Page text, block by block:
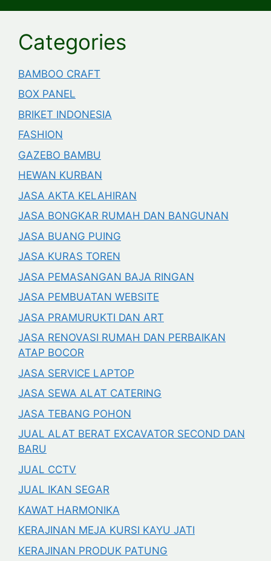
Categories
BAMBOO CRAFT
BOX PANEL
BRIKET INDONESIA
FASHION
GAZEBO BAMBU
HEWAN KURBAN
JASA AKTA KELAHIRAN
JASA BONGKAR RUMAH DAN BANGUNAN
JASA BUANG PUING
JASA KURAS TOREN
JASA PEMASANGAN BAJA RINGAN
JASA PEMBUATAN WEBSITE
JASA PRAMURUKTI DAN ART
JASA RENOVASI RUMAH DAN PERBAIKAN
ATAP BOCOR
JASA SERVICE LAPTOP
JASA SEWA ALAT CATERING
JASA TEBANG POHON
JUAL ALAT BERAT EXCAVATOR SECOND DAN
BARU
JUAL CCTV
JUAL IKAN SEGAR
KAWAT HARMONIKA
KERAJINAN MEJA KURSI KAYU JATI
KERAJINAN PRODUK PATUNG